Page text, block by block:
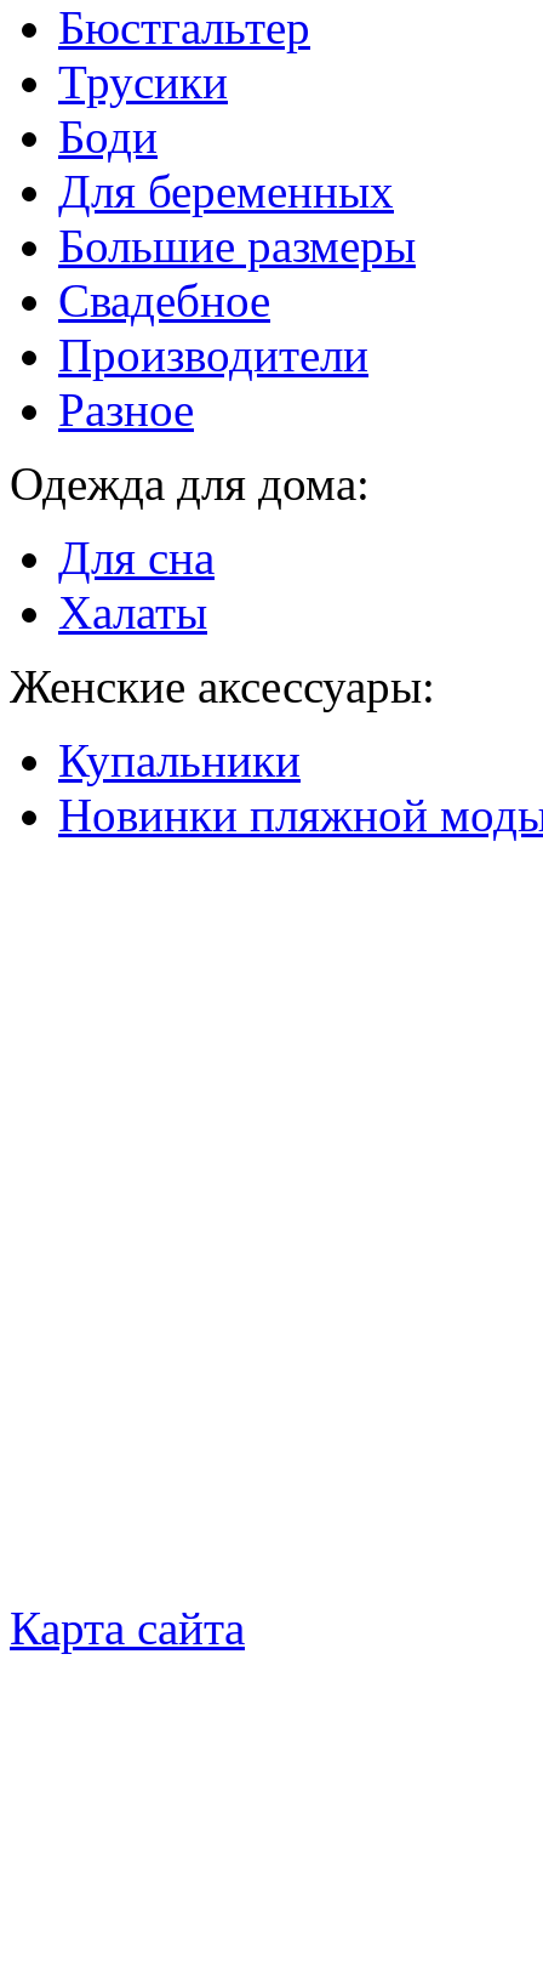
Бюстгальтер
Трусики
Боди
Для беременных
Большие размеры
Свадебное
Производители
Разное
Одежда для дома:
Для сна
Халаты
Женские аксессуары:
Купальники
Новинки пляжной
Карта сайта